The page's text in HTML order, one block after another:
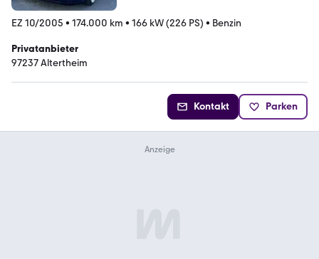
EZ 10/2005 • 174.000 km • 166 kW (226 PS) • Benzin
Privatanbieter
97237 Altertheim
Kontakt Parken